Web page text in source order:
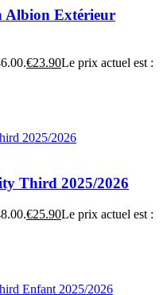
Albion Extérieur
€23.90Le prix actuel est :
Third 2025/2026
€25.90Le prix actuel est :